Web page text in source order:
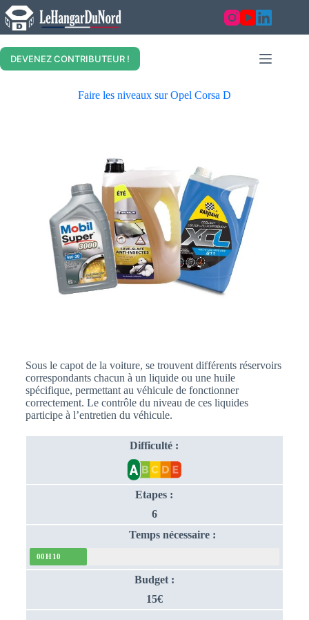
DEVENEZ CONTRIBUTEUR !
Faire les niveaux sur Opel Corsa D
Sous le capot de la voiture, se trouvent différents réservoirs
correspondants chacun à un liquide ou une huile
spécifique, permettant au véhicule de fonctionner
correctement. Le contrôle du niveau de ces liquides
participe à l’entretien du véhicule.
Difficulté :
Etapes :
6
Temps nécessaire :
00H10
Budget :
15€